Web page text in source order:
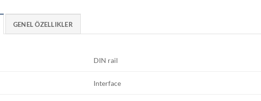
GENEL ÖZELLIKLER
DIN rail
Interface